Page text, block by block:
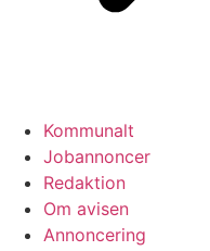
Kommunalt
Jobannoncer
Redaktion
Om avisen
Annoncering